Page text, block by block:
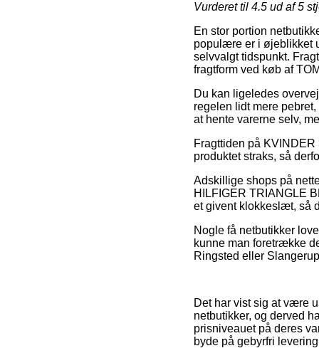
Vurderet til 4.5 ud af 5
En stor portion
populære er i øjeblikket
selvvalgt tidspunkt.
fragtform ved køb af
Du kan ligeledes
regelen lidt mere
at hente varerne selv,
Fragttiden på
produktet straks, så
Adskillige shops på
HILFIGER TRIANGLE
et givent klokkeslæt, så
Nogle få netbutikker
kunne man foretrække
Ringsted eller
Det har vist sig at være
netbutikker, og derved
prisniveauet på deres
byde på gebyrfri